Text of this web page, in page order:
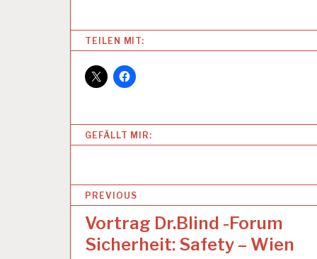
C
H
S
C
R
B
A
S
U
N
G
TEILEN MIT:
GEFÄLLT MIR:
BPREVIOUS
Vortrag Dr.Blind -Forum
Sicherheit: Safety – Wien